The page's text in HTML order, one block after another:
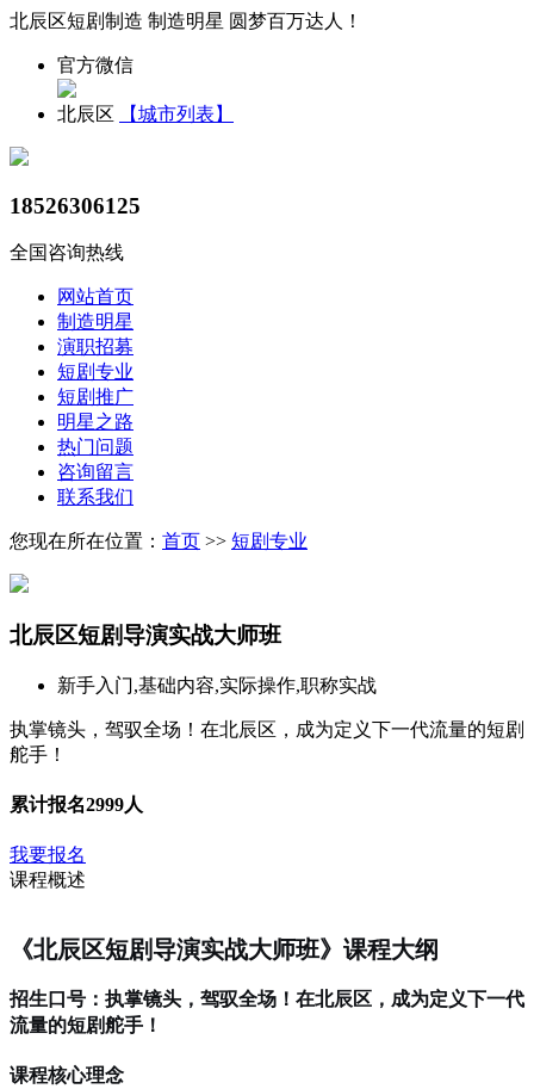
北辰区短剧制造 制造明星 圆梦百万达人！
官方微信
北辰区 【城市列表】
18526306125
全国咨询热线
网站首页
制造明星
演职招募
短剧专业
短剧推广
明星之路
热门问题
咨询留言
联系我们
您现在所在位置： 首页 >> 短剧专业
北辰区短剧导演实战大师班
新手入门,基础内容,实际操作,职称实战
执掌镜头，驾驭全场！在北辰区，成为定义下一代流量的短剧
舵手！
累计报名2999人
我要报名
课程概述
《北辰区短剧导演实战大师班》课程大纲
招生口号：执掌镜头，驾驭全场！在北辰区，成为定义下一代
流量的短剧舵手！
课程核心理念